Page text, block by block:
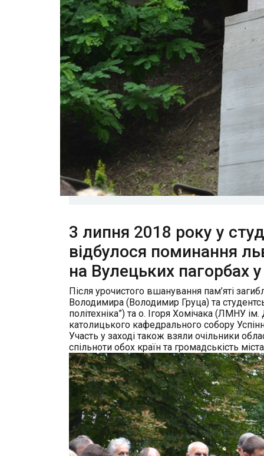
3 липня 2018 року у
відбулося поминання
на Вулецьких пагорбах
Після урочистого вшанування пам’яті
Володимира (Володимир Груца) та
політехніка”) та о. Ігоря Хомічака (ЛМНУ ім.
католицького кафедрального собору
Участь у заході також взяли очільники
спільноти обох країн та громадськість